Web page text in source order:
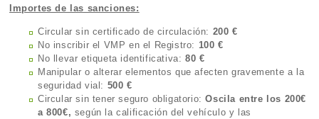
Importes de las sanciones:
Circular sin certificado de circulación: 200 €
No inscribir el VMP en el Registro: 100 €
No llevar etiqueta identificativa:80 €
Manipular o alterar elementos que afecten gravemente a la
seguridad vial: 500 €
Circular sin tener seguro obligatorio:Oscila entre los 200€
a 800€, según la calificación del vehículo y las